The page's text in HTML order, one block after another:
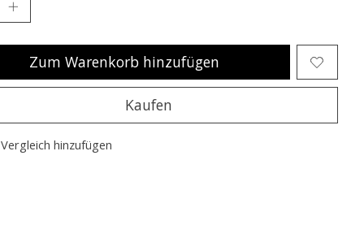
Zum Warenkorb hinzufügen
Kaufen
hinzufügen